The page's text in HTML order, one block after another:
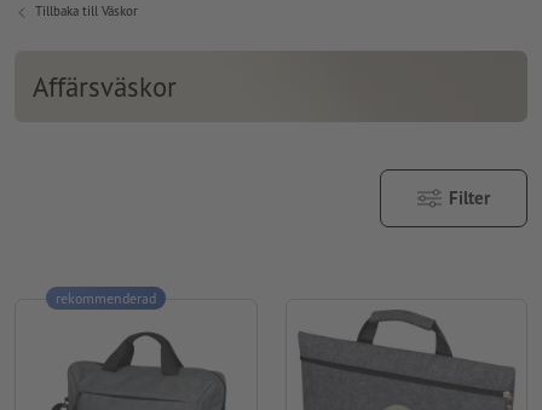
Tillbaka till Väskor
Affärsväskor
Filter
rekommenderad